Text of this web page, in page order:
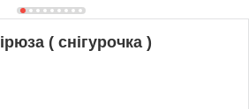
( снігурочка )